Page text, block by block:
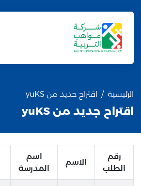
الرئيسية اقتراح جديد من yuKS
اقتراح جديد من yuKS
رقم
الطلب
الاسم
اسم
المدرسة